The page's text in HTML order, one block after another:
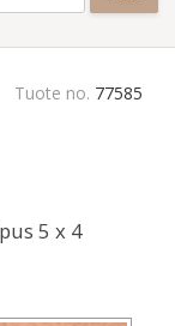
Tuote no. 77585
5 x 4